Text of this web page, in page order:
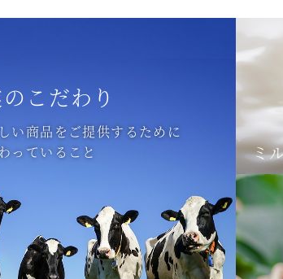
こだわり
い商品をご提供するために
っていること
ミ